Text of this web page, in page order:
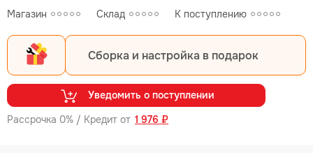
Магазин Склад К поступлению
Рассрочка 0% / Кредит от 1 976 ₽
Сборка и настройка в подарок
Уведомить о поступлении